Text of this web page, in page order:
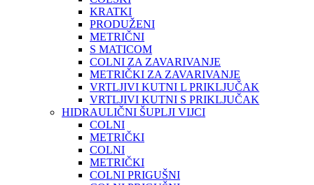
KRATKI
PRODUŽENI
METRIČNI
S MATICOM
COLNI ZA ZAVARIVANJE
METRIČKI ZA ZAVARIVANJE
VRTLJIVI KUTNI L PRIKLJUČAK
VRTLJIVI KUTNI S PRIKLJUČAK
HIDRAULIČNI ŠUPLJI VIJCI
COLNI
METRIČKI
COLNI
METRIČKI
COLNI PRIGUŠNI